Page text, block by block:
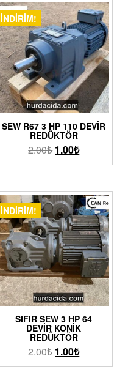
İNDIRIM!
SEW R67 3 HP 110 DEVIR
REDÜKTÖR
2.00₺ 1.00₺
İNDIRIM!
SIFIR SEW 3 HP 64
DEVIR KONIK
REDÜKTÖR
2.00₺ 1.00₺